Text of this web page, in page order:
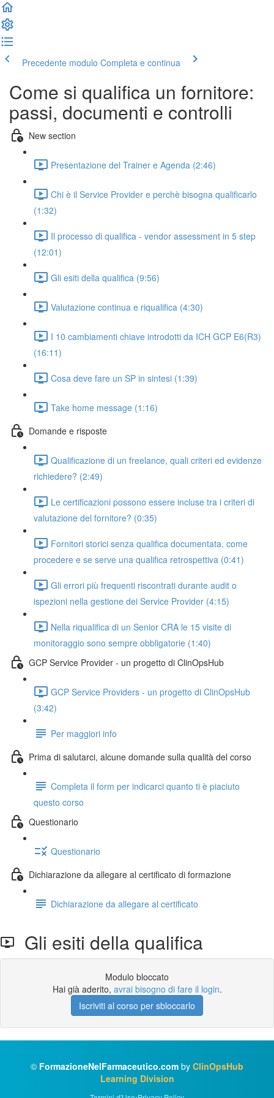
Precedente modulo Completa e continua
Come si qualifica un fornitore:
passi, documenti e controlli
New section
Presentazione del Trainer e Agenda (2:46)
Chi è il Service Provider e perchè bisogna qualificarlo
(1:32)
Il processo di qualifica - vendor assessment in 5 step
(12:01)
Gli esiti della qualifica (9:56)
Valutazione continua e riqualifica (4:30)
I 10 cambiamenti chiave introdotti da ICH GCP E6(R3)
(16:11)
Cosa deve fare un SP in sintesi (1:39)
Take home message (1:16)
Domande e risposte
Qualificazione di un freelance, quali criteri ed evidenze
richiedere? (2:49)
Le certificazioni possono essere incluse tra i criteri di
valutazione del fornitore? (0:35)
Fornitori storici senza qualifica documentata, come
procedere e se serve una qualifica retrospettiva (0:41)
Gli errori più frequenti riscontrati durante audit o
ispezioni nella gestione dei Service Provider (4:15)
Nella riqualifica di un Senior CRA le 15 visite di
monitoraggio sono sempre obbligatorie (1:40)
GCP Service Provider - un progetto di ClinOpsHub
GCP Service Providers - un progetto di ClinOpsHub
(3:42)
Per maggiori info
Prima di salutarci, alcune domande sulla qualità del corso
Completa il form per indicarci quanto ti è piaciuto
questo corso
Questionario
Questionario
Dichiarazione da allegare al certificato di formazione
Dichiarazione da allegare al certificato
Gli esiti della qualifica
Modulo bloccato
Hai già aderito, avrai bisogno di fare il login.
Iscriviti al corso per sbloccarlo
© FormazioneNelFarmaceutico.com by ClinOpsHub
Learning Division